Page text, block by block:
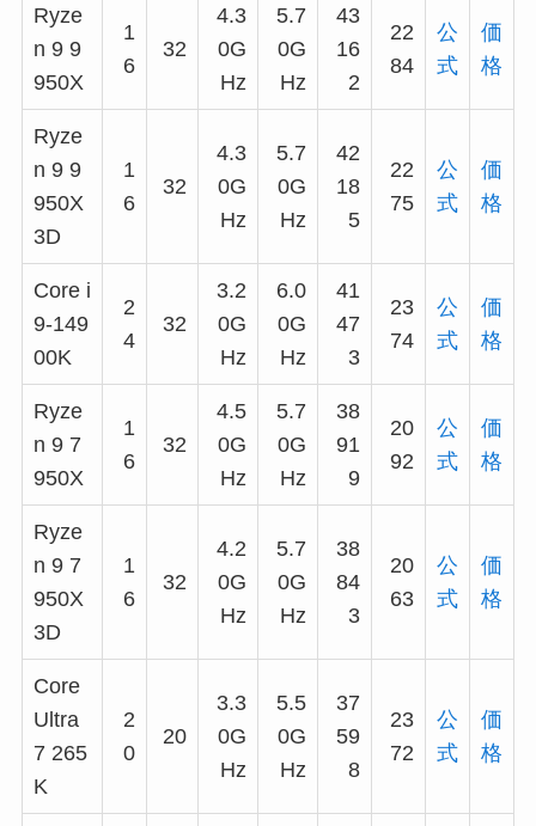
Ryze
n 9 9
950X
1
6
32
4.3
0G
Hz
5.7
0G
Hz
43
16
2
22
84
公
式
価
格
Ryze
n 9 9
950X
3D
1
6
32
4.3
0G
Hz
5.7
0G
Hz
42
18
5
22
75
公
式
価
格
Core i
9-149
00K
2
4
32
3.2
0G
Hz
6.0
0G
Hz
41
47
3
23
74
公
式
価
格
Ryze
n 9 7
950X
1
6
32
4.5
0G
Hz
5.7
0G
Hz
38
91
9
20
92
公
式
価
格
Ryze
n 9 7
950X
3D
1
6
32
4.2
0G
Hz
5.7
0G
Hz
38
84
3
20
63
公
式
価
格
Core
Ultra
7 265
K
2
0
20
3.3
0G
Hz
5.5
0G
Hz
37
59
8
23
72
公
式
価
格